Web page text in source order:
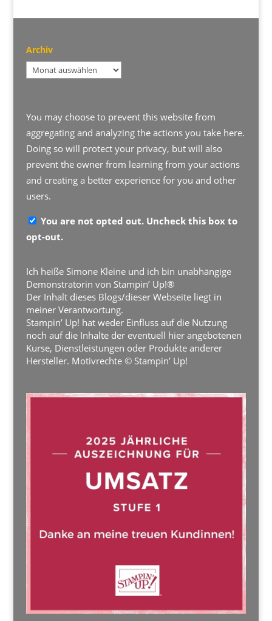
Archiv
Archiv
You may choose to prevent this website from
aggregating and analyzing the actions you take here.
Doing so will protect your privacy, but will also
prevent the owner from learning from your actions
and creating a better experience for you and other
users.
You are not opted out. Uncheck this box to
opt-out.
Ich heiße Simone Kleine und ich bin unabhängige
Demonstratorin von Stampin’ Up!®
Der Inhalt dieses Blogs/dieser Webseite liegt in
meiner Verantwortung.
Stampin’ Up! hat weder Einfluss auf die Nutzung
noch auf die Inhalte der eventuell hier angebotenen
Kurse, Dienstleistungen oder Produkte anderer
Hersteller. Motivrechte © Stampin’ Up!